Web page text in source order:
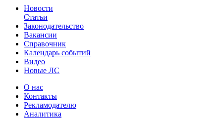
Новости
Статьи
Законодательство
Вакансии
Справочник
Календарь событий
Видео
Новые ЛС
О нас
Контакты
Рекламодателю
Аналитика